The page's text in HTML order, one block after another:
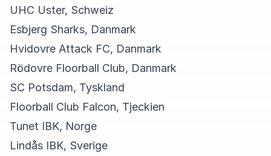
UHC Uster, Schweiz
Esbjerg Sharks, Danmark
Hvidovre Attack FC, Danmark
Rödovre Floorball Club, Danmark
SC Potsdam, Tyskland
Floorball Club Falcon, Tjeckien
Tunet IBK, Norge
Lindås IBK, Sverige